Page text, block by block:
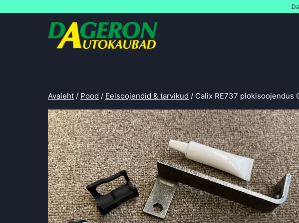
Avaleht / Pood / Eelsoojendid & tarvikud / Calix RE737 plokisoojendus